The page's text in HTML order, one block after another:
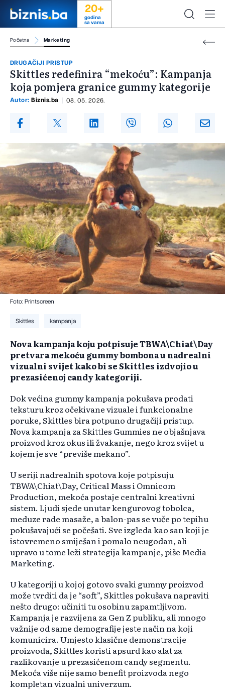
20+
godina
sa vama
Početna Marketing
DRUGAČIJI PRISTUP
Skittles redefinira “mekoću”: Kampanja
koja pomjera granice gummy kategorije
Autor: Biznis.ba 08. 05. 2026.
Foto: Printscreen
Skittles kampanja
Nova kampanja koju potpisuje TBWA\Chiat\Day
pretvara mekoću gummy bombona u nadrealni
vizualni svijet kako bi se Skittles izdvojio u
prezasićenoj candy kategoriji.
Dok većina gummy kampanja pokušava prodati
teksturu kroz očekivane vizuale i funkcionalne
poruke, Skittles bira potpuno drugačiji pristup.
Nova kampanja za Skittles Gummies ne objašnjava
proizvod kroz okus ili žvakanje, nego kroz svijet u
kojem je sve “previše mekano”.
U seriji nadrealnih spotova koje potpisuju
TBWA\Chiat\Day, Critical Mass i Omnicom
Production, mekoća postaje centralni kreativni
sistem. Ljudi sjede unutar kengurovog tobolca,
meduze rade masaže, a balon-pas se vuče po tepihu
pokušavajući se počešati. Sve izgleda kao san koji je
istovremeno smiješan i pomalo neugodan, ali
upravo u tome leži strategija kampanje, piše Media
Marketing.
U kategoriji u kojoj gotovo svaki gummy proizvod
može tvrditi da je “soft”, Skittles pokušava napraviti
nešto drugo: učiniti tu osobinu zapamtljivom.
Kampanja je razvijena za Gen Z publiku, ali mnogo
važnije od same demografije jeste način na koji
komunicira. Umjesto klasične demonstracije
proizvoda, Skittles koristi apsurd kao alat za
razlikovanje u prezasićenom candy segmentu.
Mekoća više nije samo benefit proizvoda nego
kompletan vizualni univerzum.